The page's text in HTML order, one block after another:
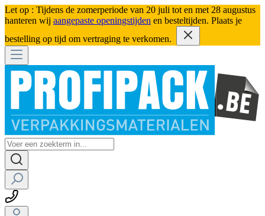
Let op : Tijdens de zomerperiode van 20 juli tot en met 28 augustus
hanteren wij aangepaste openingstijden en besteltijden. Plaats je
bestelling op tijd om vertraging te verkomen.